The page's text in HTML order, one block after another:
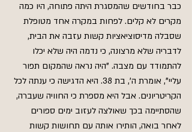
כבר בחודשים שהמסגרת היתה פתוחה, היו כמה
מקרים לא קלים. לפחות במקרה אחד מטופלת
שסבלה מדיסוציאציות קשות עזבה את הבית,
לדבריה שלא מרצונה, כי נדמה היה שלא יכלו
להתמודד עם מצבה. "היה נראה שהמקום תפור
עליי", אומרת ה', בת 38. היא הדגישה כי ענתה לכל
הקריטריונים. אבל היא מספרת כי החוויה שעברה,
שהסתיימה בכך שאולצה לעזוב ימים ספורים
לאחר בואה, הותירו אותה עם תחושות קשות